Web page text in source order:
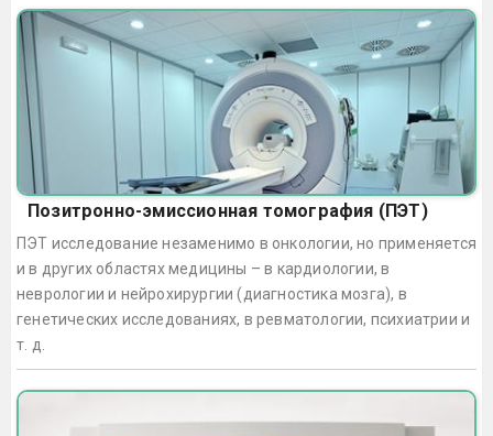
Позитронно-эмиссионная томография (ПЭТ)
ПЭТ исследование незаменимо в онкологии, но применяется
и в других областях медицины – в кардиологии, в
неврологии и нейрохирургии (диагностика мозга), в
генетических исследованиях, в ревматологии, психиатрии и
т. д.